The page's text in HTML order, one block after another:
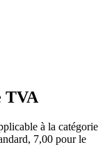
TVA
à la catégorie
7,00 pour le